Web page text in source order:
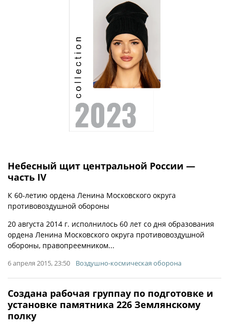
Небесный щит центральной России —
часть IV
К 60-летию ордена Ленина Московского округа
противовоздушной обороны
20 августа 2014 г. исполнилось 60 лет со дня образования
ордена Ленина Московского округа противовоздушной
обороны, правопреемником...
6 апреля 2015, 23:50 Воздушно-космическая оборона
Создана рабочая группау по подготовке и
установке памятника 226 Землянскому
полку